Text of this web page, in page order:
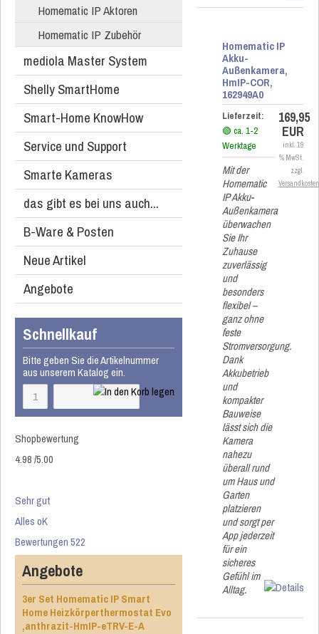
Homematic IP Aktoren
Homematic IP Zubehör
mediola Master System
Shelly SmartHome
Smart-Home KnowHow
Service und Support
Smarte Kameras
das gibt es bei uns auch...
B-Ware & Posten
Neue Artikel
Angebote
Schnellkauf
Bitte geben Sie die Artikelnummer
aus unserem Katalog ein.
Shopbewertung
4.98/5.00
Sehr gut
Alles oK
Bewertungen 522
Angebote
3er Set Homematic IP Smart
Home Heizkörperthermostat Evo
,anthrazit-HmIP-eTRV-E-A
Homematic IP
Akku-
Außenkamera,
HmIP-COR,
162949A0
Lieferzeit:
🟢 ca. 1-2
Werktage
Mit der
Homematic
IP Akku-
Außenkamera
überwachen
Sie Ihr
Zuhause
zuverlässig
und
besonders
flexibel –
ganz ohne
feste
Stromversorgung.
Dank
Akkubetrieb
und
kompakter
Bauweise
lässt sich die
Kamera
nahezu
überall rund
um Haus und
Garten
platzieren
und sorgt per
App jederzeit
für ein
sicheres
Gefühl im
Alltag.
169,95
EUR
inkl. 19
% MwSt.
zzgl.
Versandkosten